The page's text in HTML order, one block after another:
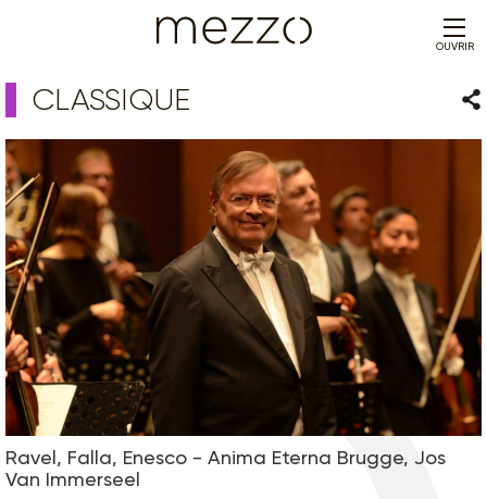
OUVRIR
CLASSIQUE
Ravel, Falla, Enesco - Anima Eterna Brugge, Jos
Van Immerseel